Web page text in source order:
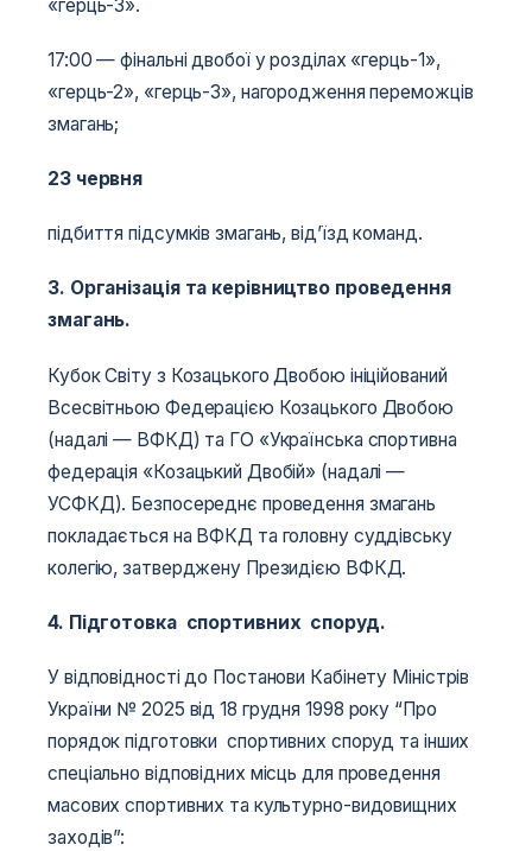
«герць-3».
17:00 — фінальні двобої у розділах «герць-1»,
«герць-2», «герць-3», нагородження переможців
змагань;
23 червня
підбиття підсумків змагань, від’їзд команд.
3. Організація та керівництво проведення
змагань.
Кубок Світу з Козацького Двобою ініційований
Всесвітньою Федерацією Козацького Двобою
(надалі — ВФКД) та ГО «Українська спортивна
федерація «Козацький Двобій» (надалі —
УСФКД). Безпосереднє проведення змагань
покладається на ВФКД та головну суддівську
колегію, затверджену Президією ВФКД.
4. Підготовка спортивних споруд.
У відповідності до Постанови Кабінету Міністрів
України № 2025 від 18 грудня 1998 року “Про
порядок підготовки спортивних споруд та інших
спеціально відповідних місць для проведення
масових спортивних та культурно-видовищних
заходів”: